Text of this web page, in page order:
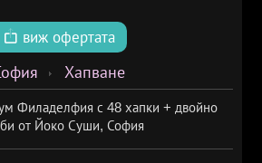
виж офертата
Хапване
Филаделфия с 48 хапки + двойно
от Йоко Суши, София